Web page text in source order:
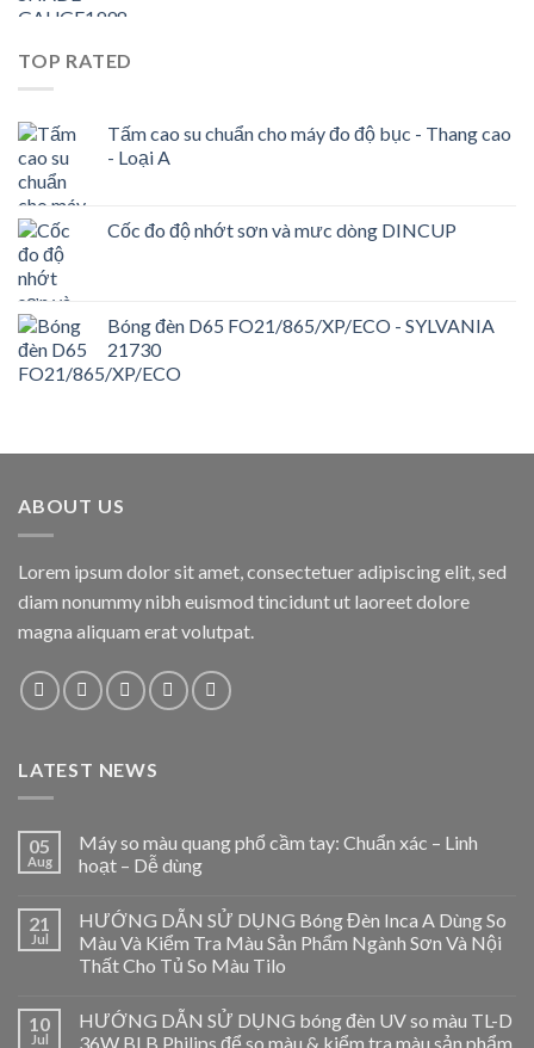
TOP RATED
Tấm cao su chuẩn cho máy đo độ bục - Thang cao
- Loại A
Cốc đo độ nhớt sơn và mưc dòng DINCUP
Bóng đèn D65 FO21/865/XP/ECO - SYLVANIA
21730
ABOUT US
Lorem ipsum dolor sit amet, consectetuer adipiscing elit, sed
diam nonummy nibh euismod tincidunt ut laoreet dolore
magna aliquam erat volutpat.
LATEST NEWS
05
Aug
Máy so màu quang phổ cầm tay: Chuẩn xác – Linh
hoạt – Dễ dùng
21
Jul
HƯỚNG DẪN SỬ DỤNG Bóng Đèn Inca A Dùng So
Màu Và Kiểm Tra Màu Sản Phẩm Ngành Sơn Và Nội
Thất Cho Tủ So Màu Tilo
10
Jul
HƯỚNG DẪN SỬ DỤNG bóng đèn UV so màu TL-D
36W BLB Philips để so màu & kiểm tra màu sản phẩm